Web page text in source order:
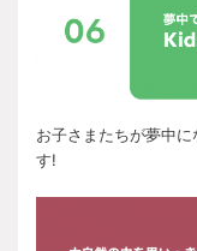
お子さまたちが夢中
す!